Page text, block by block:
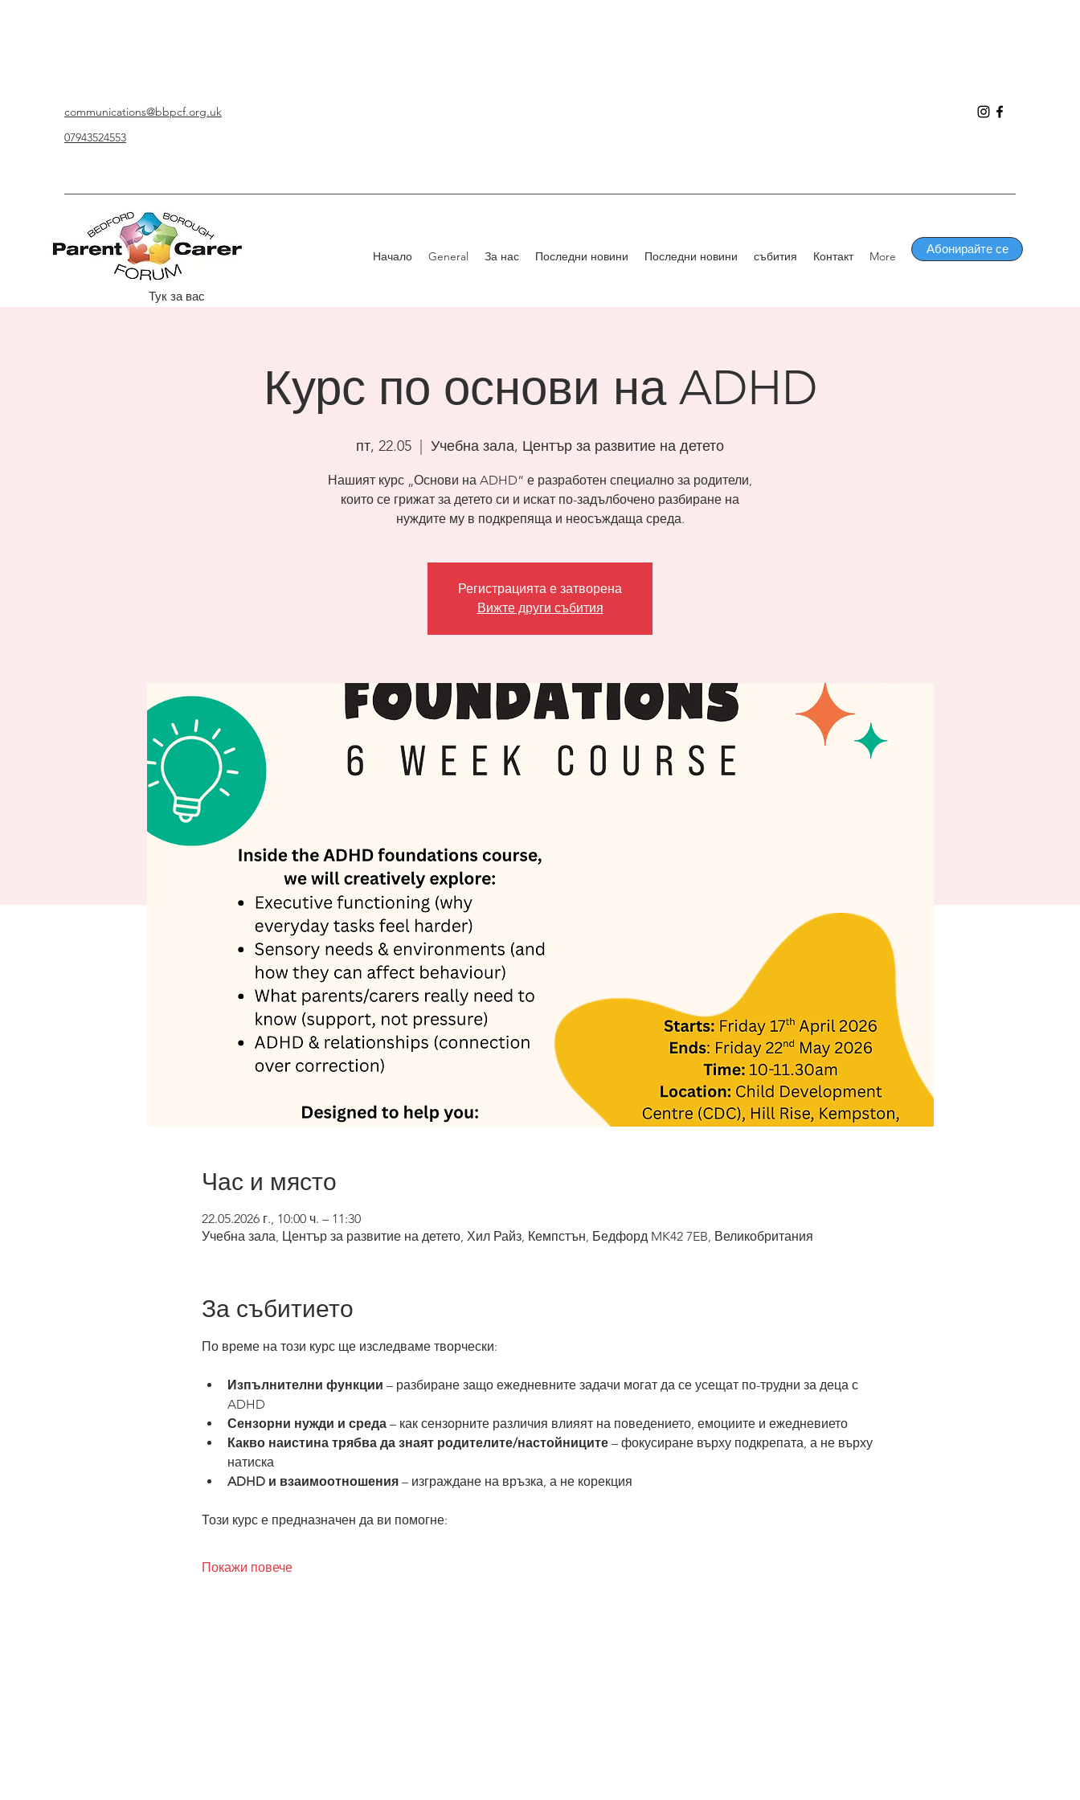
communications@bbpcf.org.uk
07943524553
Начало General За нас Последни новини Последни новини събития Контакт More Абонирайте се
Тук за вас
Курс по основи на ADHD
пт, 22.05 Учебна зала, Център за развитие на детето
Нашият курс „Основи на ADHD“ е разработен специално за родители,
които се грижат за детето си и искат по-задълбочено разбиране на
нуждите му в подкрепяща и неосъждаща среда.
Регистрацията е затворена
Вижте други събития
Час и място
22.05.2026 г., 10:00 ч. – 11:30
Учебна зала, Център за развитие на детето, Хил Райз, Кемпстън, Бедфорд MK42 7EB, Великобритания
За събитието
По време на този курс ще изследваме творчески:
Изпълнителни функции – разбиране защо ежедневните задачи могат да се усещат по-трудни за деца с
ADHD
Сензорни нужди и среда – как сензорните различия влияят на поведението, емоциите и ежедневието
Какво наистина трябва да знаят родителите/настойниците – фокусиране върху подкрепата, а не върху
натиска
ADHD и взаимоотношения – изграждане на връзка, а не корекция
Този курс е предназначен да ви помогне:
Покажи повече